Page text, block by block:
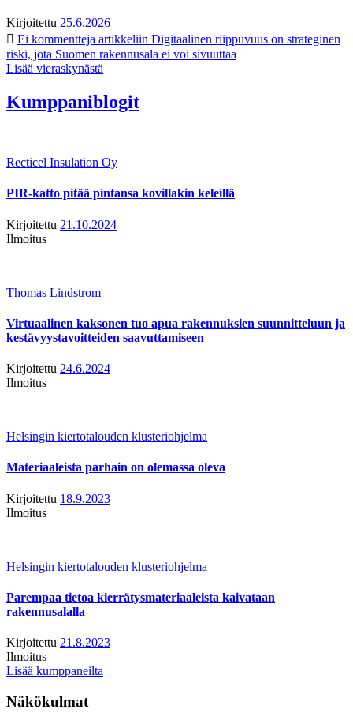
Kirjoitettu 25.6.2026
Ei kommentteja artikkeliin Digitaalinen riippuvuus on strateginen
riski, jota Suomen rakennusala ei voi sivuuttaa
Lisää vieraskynästä
Kumppaniblogit
Recticel Insulation Oy
PIR-katto pitää pintansa kovillakin keleillä
Kirjoitettu 21.10.2024
Ilmoitus
Thomas Lindstrom
Virtuaalinen kaksonen tuo apua rakennuksien suunnitteluun ja
kestävyystavoitteiden saavuttamiseen
Kirjoitettu 24.6.2024
Ilmoitus
Helsingin kiertotalouden klusteriohjelma
Materiaaleista parhain on olemassa oleva
Kirjoitettu 18.9.2023
Ilmoitus
Helsingin kiertotalouden klusteriohjelma
Parempaa tietoa kierrätysmateriaaleista kaivataan
rakennusalalla
Kirjoitettu 21.8.2023
Ilmoitus
Lisää kumppaneilta
Näkökulmat